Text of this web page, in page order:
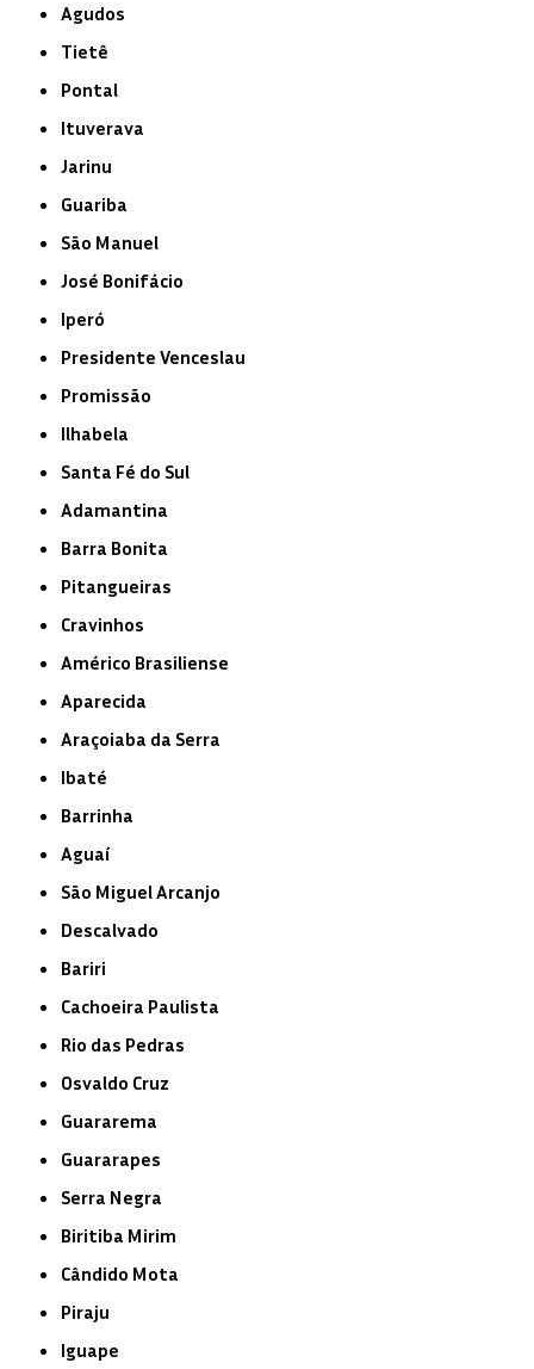
Agudos
Tietê
Pontal
Ituverava
Jarinu
Guariba
São Manuel
José Bonifácio
Iperó
Presidente Venceslau
Promissão
Ilhabela
Santa Fé do Sul
Adamantina
Barra Bonita
Pitangueiras
Cravinhos
Américo Brasiliense
Aparecida
Araçoiaba da Serra
Ibaté
Barrinha
Aguaí
São Miguel Arcanjo
Descalvado
Bariri
Cachoeira Paulista
Rio das Pedras
Osvaldo Cruz
Guararema
Guararapes
Serra Negra
Biritiba Mirim
Cândido Mota
Piraju
Iguape